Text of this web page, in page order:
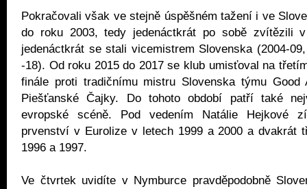
Pokračovali však ve stejně úspěšném tažení i ve
do roku 2003, tedy jedenáctkrát po sobě zvítězili
jedenáctkrát se stali vicemistrem Slovenska (2004-
-18). Od roku 2015 do 2017 se klub umisťoval na
finále proti tradičnímu mistru Slovenska týmu Good
Piešťanské Čajky. Do tohoto období patří také
evropské scéně. Pod vedením Natálie Hejkové
prvenství v Eurolize v letech 1999 a 2000 a dvakrát
1996 a 1997.
Ve čtvrtek uvidíte v Nymburce pravděpodobně